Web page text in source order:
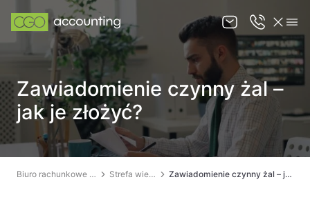
Oferta
Strefa wiedzy
Kontakt
Zawiadomienie czynny żal –
jak je złożyć?
Biuro rachunkowe Łódź Strefa wiedzy Zawiadomienie czynny żal – jak je złożyć?